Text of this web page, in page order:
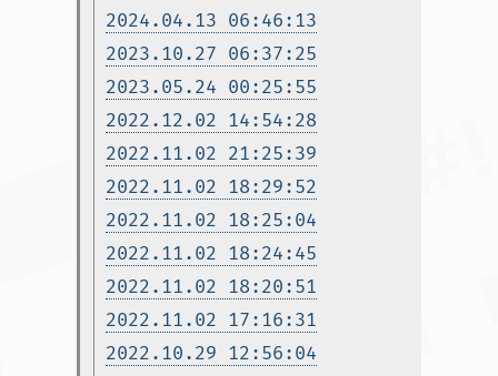
2024.04.13 06:46:13
2023.10.27 06:37:25
2023.05.24 00:25:55
2022.12.02 14:54:28
2022.11.02 21:25:39
2022.11.02 18:29:52
2022.11.02 18:25:04
2022.11.02 18:24:45
2022.11.02 18:20:51
2022.11.02 17:16:31
2022.10.29 12:56:04